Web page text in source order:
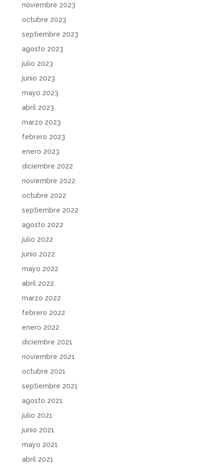
noviembre 2023
octubre 2023
septiembre 2023
agosto 2023
julio 2023
junio 2023
mayo 2023
abril 2023
marzo 2023
febrero 2023
enero 2023
diciembre 2022
noviembre 2022
octubre 2022
septiembre 2022
agosto 2022
julio 2022
junio 2022
mayo 2022
abril 2022
marzo 2022
febrero 2022
enero 2022
diciembre 2021
noviembre 2021
octubre 2021
septiembre 2021
agosto 2021
julio 2021
junio 2021
mayo 2021
abril 2021